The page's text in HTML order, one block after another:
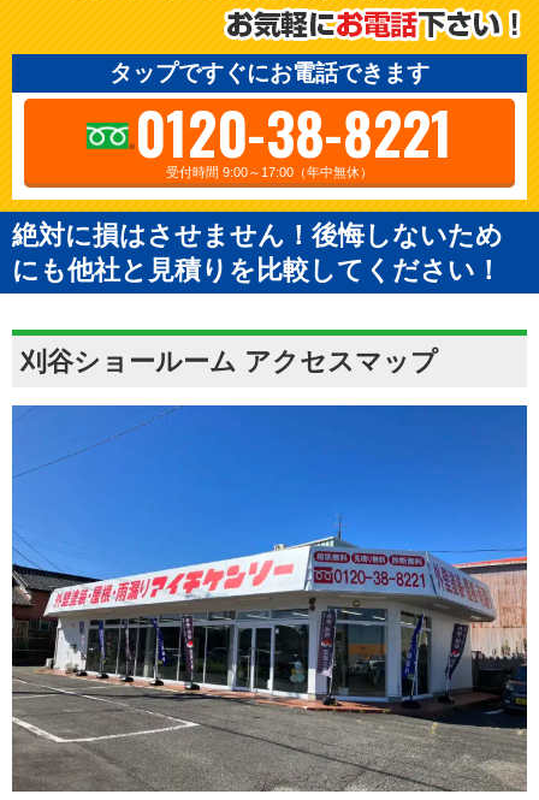
タップですぐにお電話できます
0120-38-8221
受付時間 9:00～17:00（年中無休）
絶対に損はさせません！後悔しないため
にも他社と見積りを比較してください！
刈谷ショールーム アクセスマップ